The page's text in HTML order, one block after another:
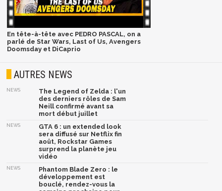
En tête-à-tête avec PEDRO PASCAL, on a
parlé de Star Wars, Last of Us, Avengers
Doomsday et DiCaprio
AUTRES NEWS
NEWS
The Legend of Zelda : l'un
des derniers rôles de Sam
Neill confirmé avant sa
mort début juillet
NEWS
GTA 6 : un extended look
sera diffusé sur Netflix fin
août, Rockstar Games
surprend la planète jeu
vidéo
NEWS
Phantom Blade Zero : le
développement est
bouclé, rendez-vous la